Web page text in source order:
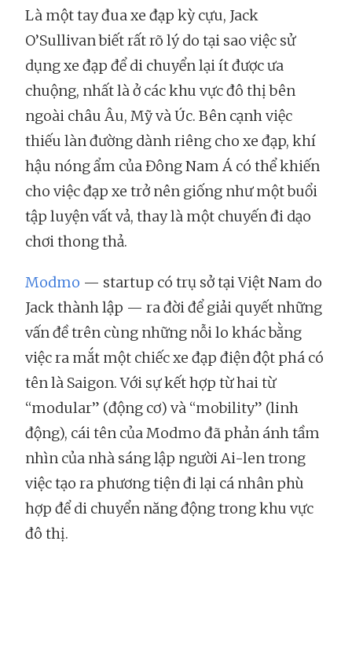
Là một tay đua xe đạp kỳ cựu, Jack
O’Sullivan biết rất rõ lý do tại sao việc sử
dụng xe đạp để di chuyển lại ít được ưa
chuộng, nhất là ở các khu vực đô thị bên
ngoài châu Âu, Mỹ và Úc. Bên cạnh việc
thiếu làn đường dành riêng cho xe đạp, khí
hậu nóng ẩm của Đông Nam Á có thể khiến
cho việc đạp xe trở nên giống như một buổi
tập luyện vất vả, thay là một chuyến đi dạo
chơi thong thả.
Modmo — startup có trụ sở tại Việt Nam do
Jack thành lập — ra đời để giải quyết những
vấn đề trên cùng những nỗi lo khác bằng
việc ra mắt một chiếc xe đạp điện đột phá có
tên là Saigon. Với sự kết hợp từ hai từ
“modular” (động cơ) và “mobility” (linh
động), cái tên của Modmo đã phản ánh tầm
nhìn của nhà sáng lập người Ai-len trong
việc tạo ra phương tiện đi lại cá nhân phù
hợp để di chuyển năng động trong khu vực
đô thị.